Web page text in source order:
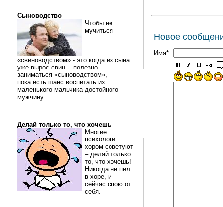
Сыноводство
Чтобы не
мучиться
«свиноводством» - это когда из сына
уже вырос свин - полезно
заниматься «сыноводством»,
пока есть шанс воспитать из
маленького мальчика достойного
мужчину.
Делай только то, что хочешь
Многие
психологи
хором советуют
– делай только
то, что хочешь!
Никогда не пел
в хоре, и
сейчас спою от
себя.
Новое
Имя*: